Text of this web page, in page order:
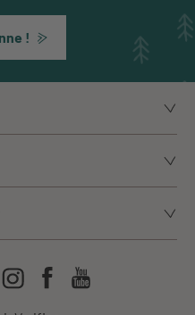
!
de 9h00 à 17h00